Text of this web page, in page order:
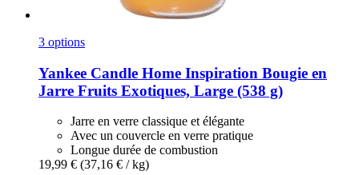
3 options
Yankee Candle Home Inspiration Bougie en
Jarre Fruits Exotiques, Large (538 g)
Jarre en verre classique et élégante
Avec un couvercle en verre pratique
Longue durée de combustion
19,99 € (37,16 € / kg)